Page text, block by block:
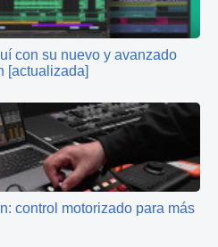
con su nuevo y avanzado
[actualizada]
control motorizado para más